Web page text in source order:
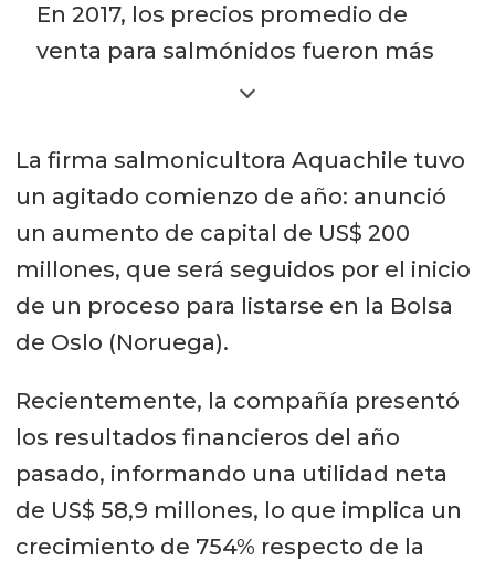
En 2017, los precios promedio de
venta para salmónidos fueron más
altos, en comparación al año 2016. El
en tanto para la trucha y el salmón
coho los precios subieron 16%. De
acuerdo con lo informado desde
Salmonchile, el aumento de precios
de mercado responde a:
demanda mundial por salmón.
entre el salmón chileno y el de
otros orígenes en los mercados
La firma salmonicultora Aquachile tuvo
un agitado comienzo de año: anunció
un aumento de capital de US$ 200
millones, que será seguidos por el inicio
de un proceso para listarse en la Bolsa
de Oslo (Noruega).
Recientemente, la compañía presentó
los resultados financieros del año
pasado, informando una utilidad neta
de US$ 58,9 millones, lo que implica un
crecimiento de 754% respecto de la